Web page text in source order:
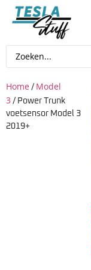
Home / Model
3 / Power Trunk
voetsensor Model 3
2019+